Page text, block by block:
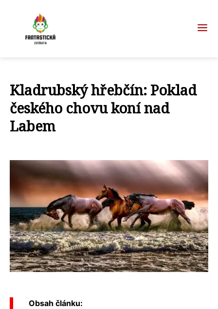
Kladrubský hřebčín: Poklad
českého chovu koní nad
Labem
Obsah článku: